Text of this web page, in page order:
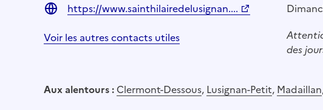
https://www.sainthilairedelusignan....
Voir les autres contacts utiles
des
Aux alentours : Clermont-Dessous, Lusignan-Petit, Madaillan